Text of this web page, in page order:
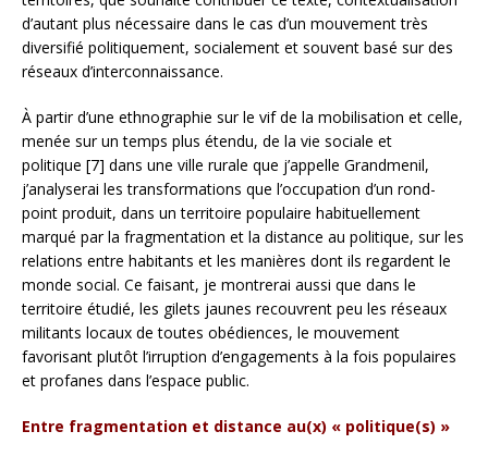
d’autant plus nécessaire dans le cas d’un mouvement très
diversifié politiquement, socialement et souvent basé sur des
réseaux d’interconnaissance.
À partir d’une ethnographie sur le vif de la mobilisation et celle,
menée sur un temps plus étendu, de la vie sociale et
politique [7] dans une ville rurale que j’appelle Grandmenil,
j’analyserai les transformations que l’occupation d’un rond-
point produit, dans un territoire populaire habituellement
marqué par la fragmentation et la distance au politique, sur les
relations entre habitants et les manières dont ils regardent le
monde social. Ce faisant, je montrerai aussi que dans le
territoire étudié, les gilets jaunes recouvrent peu les réseaux
militants locaux de toutes obédiences, le mouvement
favorisant plutôt l’irruption d’engagements à la fois populaires
et profanes dans l’espace public.
Entre fragmentation et distance au(x) « politique(s) »